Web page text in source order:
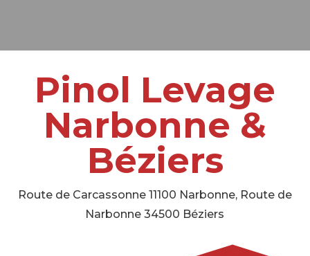
Pinol Levage
Narbonne &
Béziers
Route de Carcassonne 11100 Narbonne, Route de
Narbonne 34500 Béziers